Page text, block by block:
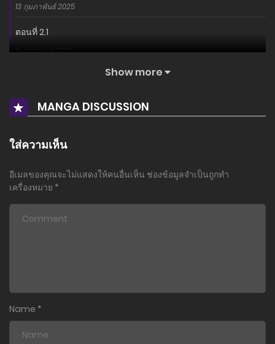
13 กุมภาพันธ์ 2025
ตอนที่ 2.1
2 กุมภาพันธ์ 2025
Show more
MANGA DISCUSSION
ใส่ความเห็น
อีเมลของคุณจะไม่แสดงให้คนอื่นเห็น ช่องข้อมูลจำเป็นถูกทำ
เครื่องหมาย *
Name *